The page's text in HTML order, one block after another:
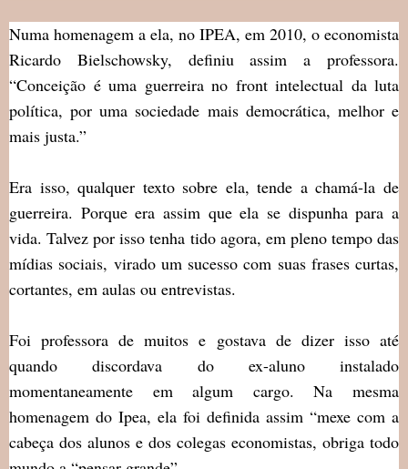
Numa homenagem a ela, no IPEA, em 2010, o economista
Ricardo Bielschowsky, definiu assim a professora.
“Conceição é uma guerreira no front intelectual da luta
política, por uma sociedade mais democrática, melhor e
mais justa.”
Era isso, qualquer texto sobre ela, tende a chamá-la de
guerreira. Porque era assim que ela se dispunha para a
vida. Talvez por isso tenha tido agora, em pleno tempo das
mídias sociais, virado um sucesso com suas frases curtas,
cortantes, em aulas ou entrevistas.
Foi professora de muitos e gostava de dizer isso até
quando discordava do ex-aluno instalado
momentaneamente em algum cargo. Na mesma
homenagem do Ipea, ela foi definida assim “mexe com a
cabeça dos alunos e dos colegas economistas, obriga todo